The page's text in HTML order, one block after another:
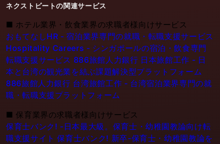
ネクストビートの関連サービス
■ ホテル業界・飲食業界の求職者様向けサービス
おもてなしHR - 宿泊業界専門の就職・転職支援サービス
Hospitality Careers - シンガポールの宿泊・飲食専門
転職支援サービス 886旅館人力銀行 日本旅館工作 - 日
本と台湾の観光業を結ぶ課題解決型プラットフォーム
886旅館人力銀行 台湾旅館工作 - 台湾宿泊業界専門の就
職・転職支援プラットフォーム
■ 保育業界の求職者様向けサービス
保育士バンク! -日本最大級。保育士・幼稚園教論向け転
職支援サイト 保育士バンク! 新卒-保育士・幼稚園教論を